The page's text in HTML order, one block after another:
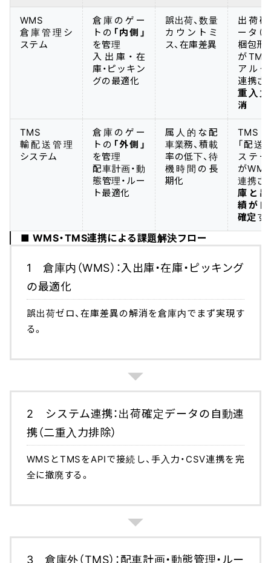
WMS
倉庫管理シ
ステム
倉庫のゲー
トの 「内側」
を管理
入出庫・在
庫・ピッキン
グの最適化
誤出荷、数量
カウントミ
ス、在庫差異
出荷
ータ（
梱包形
が
アル
連携さ
重入
消
TMS
輸配送管理
システム
倉庫のゲー
トの 「外側」
を管理
配車計画・動
態管理・ルー
ト最適化
属人的な配
車業務、積載
率の低下、待
機時間の長
期化
TMS
「配送
ステ
が
連携さ
庫と
績が
確定 す
■ WMS・TMS連携による課題解決フロー
1 倉庫内（WMS）：入出庫・在庫・ピッキング
の最適化
誤出荷ゼロ、在庫差異の解消を倉庫内でまず実現す
る。
2 システム連携：出荷確定データの自動連
携（二重入力排除）
WMSとTMSをAPIで接続し、手入力・CSV連携を完
全に撤廃する。
3 倉庫外（TMS）：配車計画・動態管理・ルー